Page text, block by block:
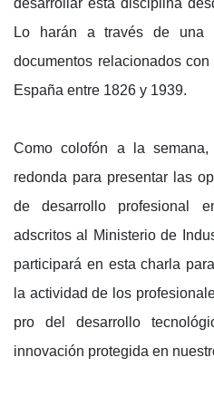
Lo harán a través de una
documentos relacionados
España entre 1826 y 1939.
Como colofón a la
redonda para presentar las
de desarrollo profesional
adscritos al Ministerio de
participará en esta charla
la actividad de los
pro del desarrollo
innovación protegida en